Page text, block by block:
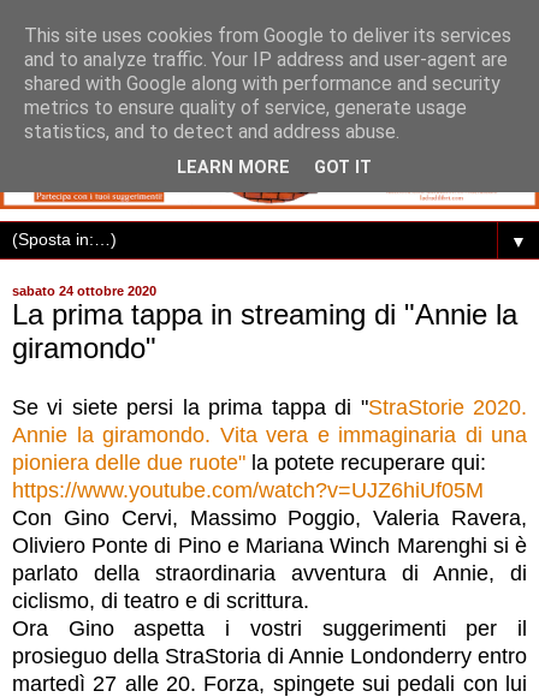
▼
sabato 24 ottobre 2020
La prima tappa in streaming di "Annie la
giramondo"
Se vi siete persi la prima tappa di "StraStorie 2020.
Annie la giramondo. Vita vera e immaginaria di una
pioniera delle due ruote" la potete recuperare qui:
https://www.youtube.com/watch?v=UJZ6hiUf05M
Con Gino Cervi, Massimo Poggio, Valeria Ravera,
Oliviero Ponte di Pino e Mariana Winch Marenghi si è
parlato della straordinaria avventura di Annie, di
ciclismo, di teatro e di scrittura.
Ora Gino aspetta i vostri suggerimenti per il
prosieguo della StraStoria di Annie Londonderry entro
martedì 27 alle 20. Forza, spingete sui pedali con lui
This site uses cookies from Google to deliver its services
and to analyze traffic. Your IP address and user-agent are
shared with Google along with performance and security
metrics to ensure quality of service, generate usage
statistics, and to detect and address abuse.
LEARN MORE GOT IT